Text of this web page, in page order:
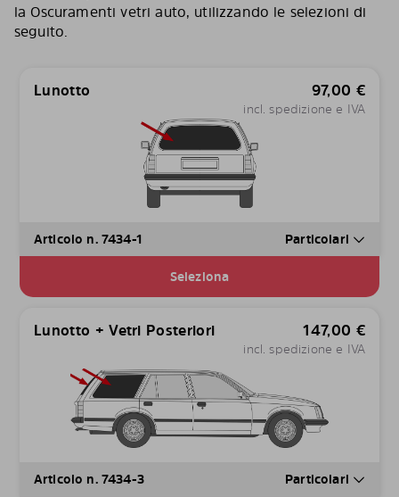
la Oscuramenti vetri auto, utilizzando le selezioni di
seguito.
Lunotto 97,00 €
incl. spedizione e IVA
Articolo n. 7434-1 Particolari
Seleziona
Lunotto + Vetri Posteriori 147,00 €
incl. spedizione e IVA
Articolo n. 7434-3 Particolari